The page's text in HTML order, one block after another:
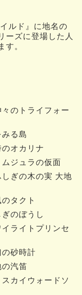
ルド』に地名の
ーズに登場した人
す。
のトライフォー
る島
オカリナ
ジュラの仮面
ぎの木の実 大地
タクト
のぼうし
ライトプリンセ
砂時計
汽笛
カイウォードソ